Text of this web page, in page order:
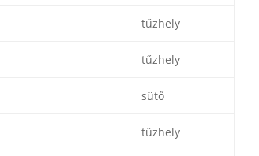
tűzhely
tűzhely
sütő
tűzhely